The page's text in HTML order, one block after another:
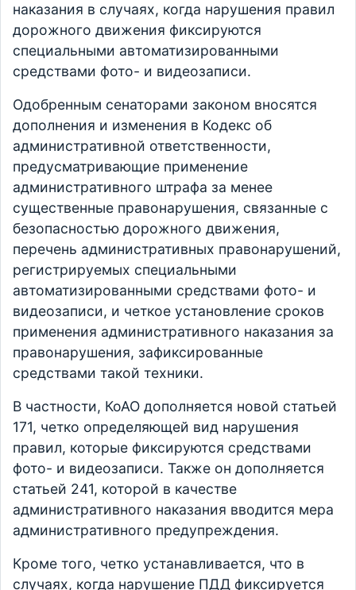
наказания в случаях, когда нарушения правил
дорожного движения фиксируются
специальными автоматизированными
средствами фото- и видеозаписи.
Одобренным сенаторами законом вносятся
дополнения и изменения в Кодекс об
административной ответственности,
предусматривающие применение
административного штрафа за менее
существенные правонарушения, связанные с
безопасностью дорожного движения,
перечень административных правонарушений,
регистрируемых специальными
автоматизированными средствами фото- и
видеозаписи, и четкое установление сроков
применения административного наказания за
правонарушения, зафиксированные
средствами такой техники.
В частности, КоАО дополняется новой статьей
171, четко определяющей вид нарушения
правил, которые фиксируются средствами
фото- и видеозаписи. Также он дополняется
статьей 241, которой в качестве
административного наказания вводится мера
административного предупреждения.
Кроме того, четко устанавливается, что в
случаях, когда нарушение ПДД фиксируется